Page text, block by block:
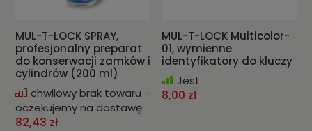
MUL-T-LOCK SPRAY,
profesjonalny preparat
do konserwacji zamków i
cylindrów (200 ml)
chwilowy brak towaru -
oczekujemy na dostawę
82,43 zł
MUL-T-LOCK Multicolor-
01, wymienne
identyfikatory do kluczy
Jest
8,00 zł